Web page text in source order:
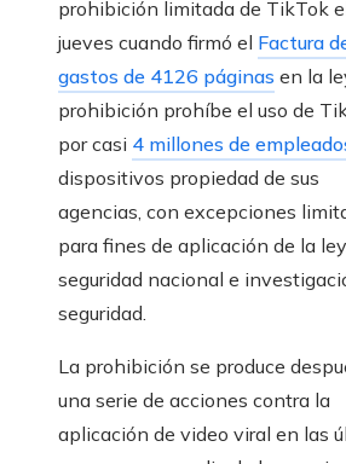
prohibición limitada de TikTok
jueves cuando firmó el Factura
gastos de 4126 páginas en la
prohibición prohíbe el uso de
por casi 4 millones de
dispositivos propiedad de sus
agencias, con excepciones
para fines de aplicación de la
seguridad nacional e
seguridad.
La prohibición se produce
una serie de acciones contra la
aplicación de video viral en las